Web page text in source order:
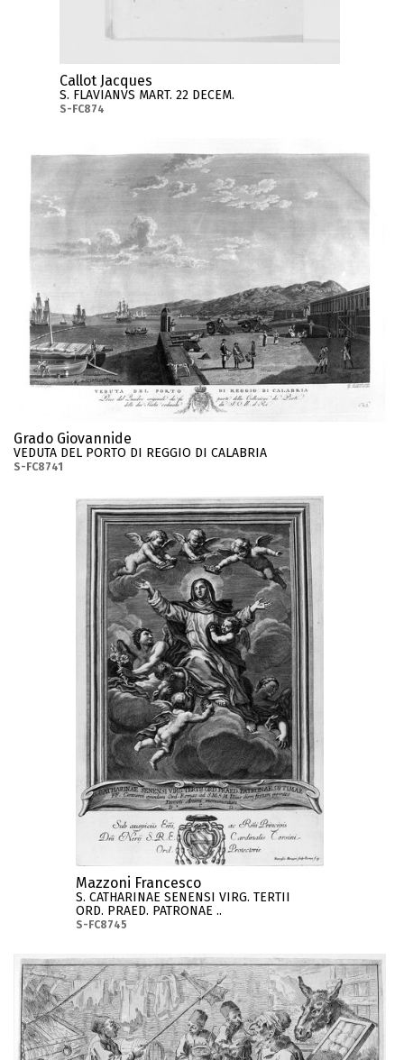
Callot Jacques
S. FLAVIANVS MART. 22 DECEM.
S-FC874
Grado Giovannide
VEDUTA DEL PORTO DI REGGIO DI CALABRIA
S-FC8741
Mazzoni Francesco
S. CATHARINAE SENENSI VIRG. TERTII
ORD. PRAED. PATRONAE ..
S-FC8745